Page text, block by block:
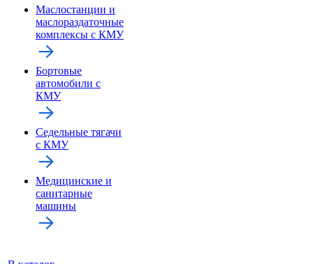
Маслостанции и
маслораздаточные
комплексы с КМУ
Бортовые
автомобили с
КМУ
Седельные тягачи
с КМУ
Медицинские и
санитарные
машины